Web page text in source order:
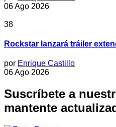
06 Ago 2026
38
Rockstar lanzará tráiler
por Enrique Castillo
06 Ago 2026
Suscríbete a
mantente